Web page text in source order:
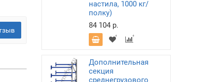
настила, 1000 кг/
полку)
84 104 р.
Дополнительная
секция
среднегрузового